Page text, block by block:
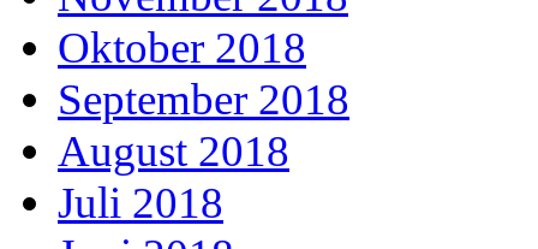
Oktober 2018
September 2018
August 2018
Juli 2018